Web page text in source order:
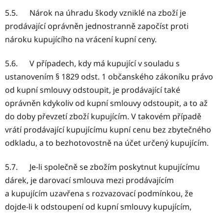
5.5. Nárok na úhradu škody vzniklé na zboží je
prodávající oprávněn jednostranně započíst proti
nároku kupujícího na vrácení kupní ceny.
5.6. V případech, kdy má kupující v souladu s
ustanovením § 1829 odst. 1 občanského zákoníku právo
od kupní smlouvy odstoupit, je prodávající také
oprávněn kdykoliv od kupní smlouvy odstoupit, a to až
do doby převzetí zboží kupujícím. V takovém případě
vrátí prodávající kupujícímu kupní cenu bez zbytečného
odkladu, a to bezhotovostně na účet určený kupujícím.
5.7. Je-li společně se zbožím poskytnut kupujícímu
dárek, je darovací smlouva mezi prodávajícím
a kupujícím uzavřena s rozvazovací podmínkou, že
dojde-li k odstoupení od kupní smlouvy kupujícím,